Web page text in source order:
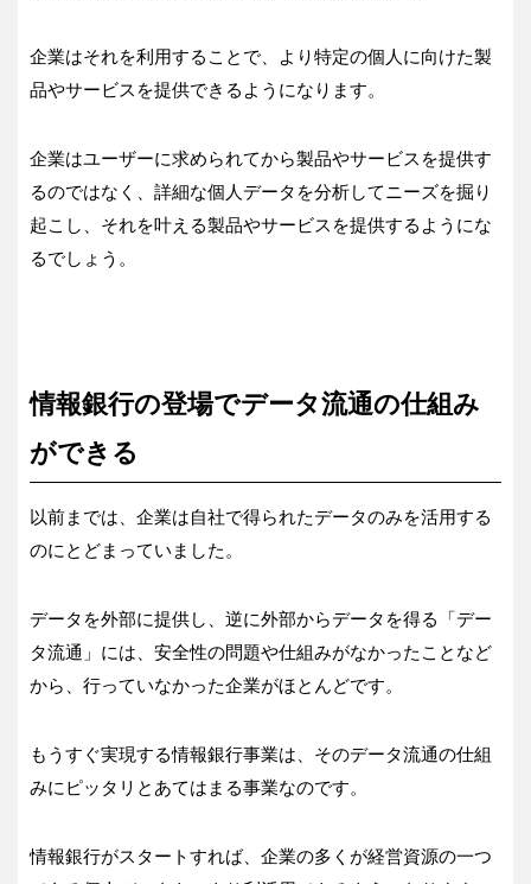
企業はそれを利用することで、より特定の個人に向けた製
品やサービスを提供できるようになります。
企業はユーザーに求められてから製品やサービスを提供す
るのではなく、詳細な個人データを分析してニーズを掘り
起こし、それを叶える製品やサービスを提供するようにな
るでしょう。
情報銀行の登場でデータ流通の仕組み
ができる
以前までは、企業は自社で得られたデータのみを活用する
のにとどまっていました。
データを外部に提供し、逆に外部からデータを得る「デー
タ流通」には、安全性の問題や仕組みがなかったことなど
から、行っていなかった企業がほとんどです。
もうすぐ実現する情報銀行事業は、そのデータ流通の仕組
みにピッタリとあてはまる事業なのです。
情報銀行がスタートすれば、企業の多くが経営資源の一つ